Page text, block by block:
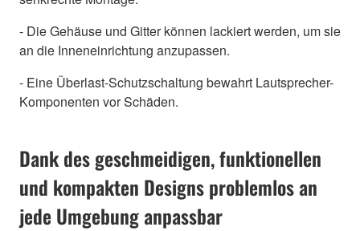
- Die Gehäuse und Gitter können lackiert werden, um sie
an die Inneneinrichtung anzupassen.
- Eine Überlast-Schutzschaltung bewahrt Lautsprecher-
Komponenten vor Schäden.
Dank des geschmeidigen, funktionellen
und kompakten Designs problemlos an
jede Umgebung anpassbar